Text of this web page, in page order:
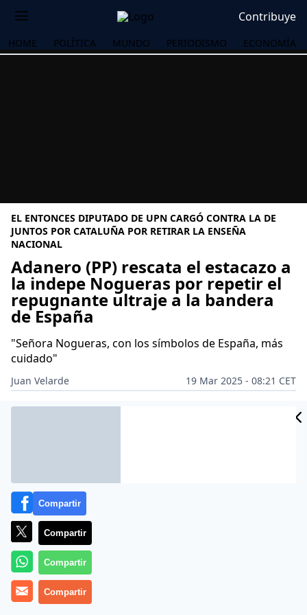
Contribuye
HOME POLÍTICA MUNDO PERIODISMO ECONOMÍA
EL ENTONCES DIPUTADO DE UPN CARGÓ CONTRA LA DE
JUNTOS POR CATALUÑA POR RETIRAR LA ENSEÑA
NACIONAL
Adanero (PP) rescata el estacazo a
la indepe Nogueras por repetir el
repugnante ultraje a la bandera
de España
"Señora Nogueras, con los símbolos de España, más
cuidado"
Juan Velarde
19 Mar 2025 - 08:21 CET
Archivado en: PARLAMENTO
Compartir
Compartir
Compartir
Compartir